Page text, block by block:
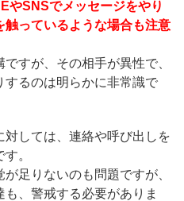
やSNSでメッセージをやり
っているような場合も注意
すが、その相手が異性で、
るのは明らかに非常識で
しては、連絡や呼び出しを
。
足りないのも問題ですが、
、警戒する必要がありま